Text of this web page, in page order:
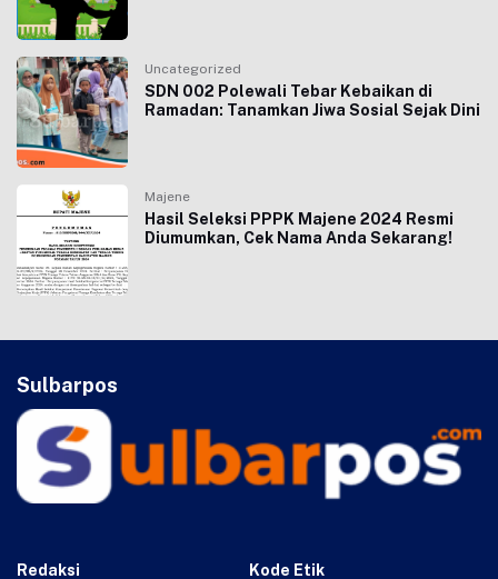
Uncategorized
SDN 002 Polewali Tebar Kebaikan di
Ramadan: Tanamkan Jiwa Sosial Sejak Dini
Majene
Hasil Seleksi PPPK Majene 2024 Resmi
Diumumkan, Cek Nama Anda Sekarang!
Sulbarpos
Redaksi Kode Etik